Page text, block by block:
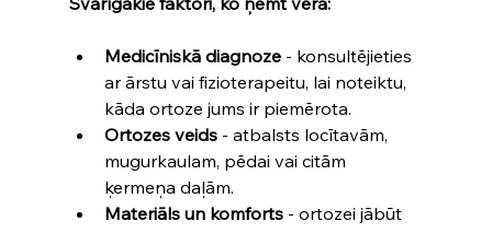
Medicīniskā diagnoze - konsultējieties
ar ārstu vai fizioterapeitu, lai noteiktu,
kāda ortoze jums ir piemērota.
Ortozes veids - atbalsts locītavām,
mugurkaulam, pēdai vai citām
ķermeņa daļām.
Materiāls un komforts - ortozei jābūt